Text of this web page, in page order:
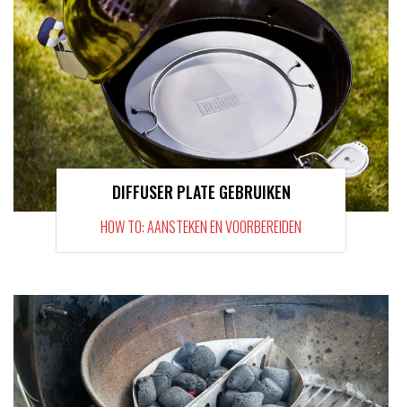
DIFFUSER PLATE GEBRUIKEN
HOW TO: AANSTEKEN EN VOORBEREIDEN